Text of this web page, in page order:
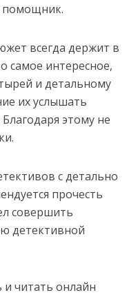
помощник.
всегда держит в
самое интересное,
и детальному
их услышать
этому не
с детально
прочесть
совершить
детективной
читать онлайн